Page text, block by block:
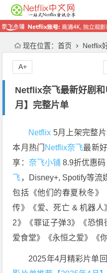
现在位置： 首页 Netflix
Netflix奈飞最新好剧
月】完整片单
A+
Netflix 5月上架完整片
本月热门
Netflix奈飞最新
享： 奈飞小铺8.9折优惠码
飞，Disney+, Spotify等流
包括《他们的春夏秋冬》
传》《爱、死亡 & 机器人
2》
《罪证子弹3》
《恐
爱食堂》《永恒之爱》《
2025年4月精彩片单回